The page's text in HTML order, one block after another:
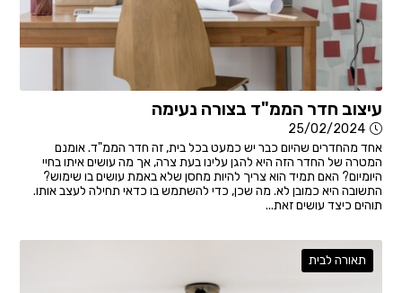
עיצוב חדר הממ"ד בצורה נעימה
25/02/2024
אחד מהחדרים שהיום כבר יש כמעט בכל בית, זה חדר הממ"ד. אומנם
המטרה של החדר הזה היא להגן עלינו בעת צרה, אך מה עושים איתו בחיי
היומיום? האם תמיד הוא צריך להיות מחסן שלא באמת עושים בו שימוש?
התשובה היא כמובן לא. מה שכן, כדי להשתמש בו כדאי תחילה לעצב אותו.
תוהים כיצד עושים זאת...
תאורה לבית